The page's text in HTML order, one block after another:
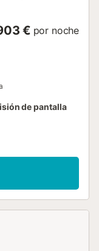
€ por noche
de pantalla